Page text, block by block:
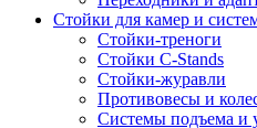
Стойки для камер и
Стойки-треноги
Стойки C-Stands
Стойки-журавли
Противовесы и
Системы подъема и